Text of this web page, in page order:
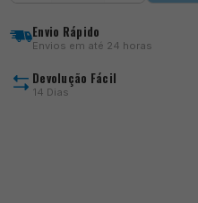
Envio Rápido
Envios em até 24 horas
Devolução Fácil
14 Dias